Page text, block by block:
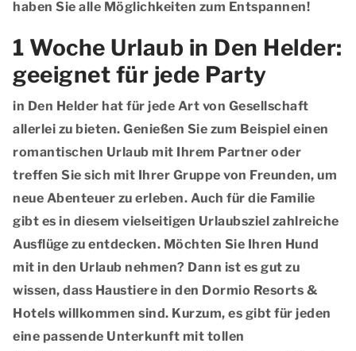
haben Sie alle Möglichkeiten zum Entspannen!
1 Woche Urlaub in Den Helder:
geeignet für jede Party
in Den Helder hat für jede Art von Gesellschaft
allerlei zu bieten. Genießen Sie zum Beispiel einen
romantischen Urlaub mit Ihrem Partner oder
treffen Sie sich mit Ihrer Gruppe von Freunden, um
neue Abenteuer zu erleben. Auch für die Familie
gibt es in diesem vielseitigen Urlaubsziel zahlreiche
Ausflüge zu entdecken. Möchten Sie Ihren Hund
mit in den Urlaub nehmen? Dann ist es gut zu
wissen, dass Haustiere in den Dormio Resorts &
Hotels willkommen sind. Kurzum, es gibt für jeden
eine passende Unterkunft mit tollen